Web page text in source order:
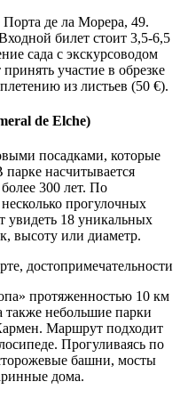
Порта де ла Морера, 49.
билет стоит 3,5-6,5
сада с экскурсоводом
участие в обрезке
из листьев (50 €).
de Elche)
посадками, которые
насчитывается
300 лет. По
прогулочных
увидеть 18 уникальных
высоту или диаметр.
протяженностью 10 км
также небольшие парки
Маршрут подходит
Прогуливаясь по
башни, мосты
дома.